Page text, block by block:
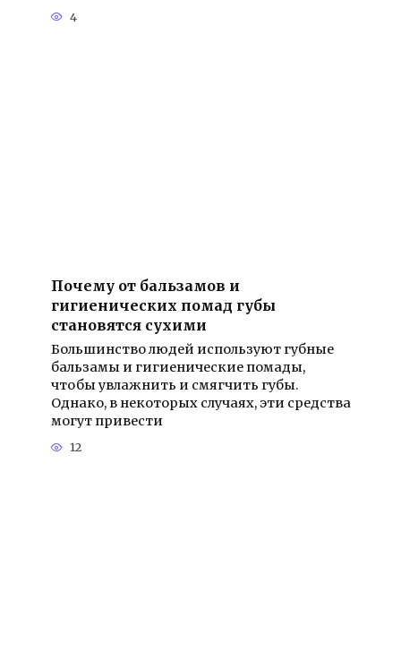
4
Почему от бальзамов и
гигиенических помад губы
становятся сухими
Большинство людей используют губные
бальзамы и гигиенические помады,
чтобы увлажнить и смягчить губы.
Однако, в некоторых случаях, эти средства
могут привести
12